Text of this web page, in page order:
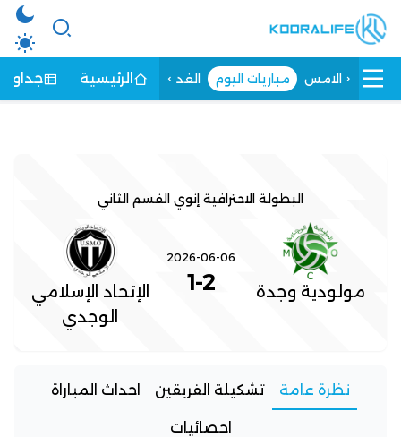
الامس مباريات اليوم الغد الرئيسية جداول
البطولة الاحترافية إنوي القسم الثاني
مولودية وجدة
2026-06-06
2
-
1
الإتحاد الإسلامي
الوجدي
نظرة عامة تشكيلة الفريقين احداث المباراة
احصائيات